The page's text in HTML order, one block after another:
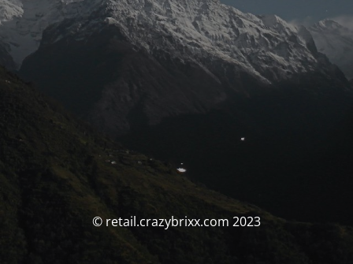
© retail.crazybrixx.com 2023